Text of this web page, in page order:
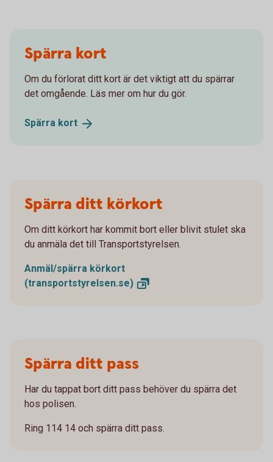
Spärra kort
Om du förlorat ditt kort är det viktigt att du spärrar
det omgående. Läs mer om hur du gör.
Spärra kort
Spärra ditt körkort
Om ditt körkort har kommit bort eller blivit stulet ska
du anmäla det till Transportstyrelsen.
Anmäl/spärra körkort
(transportstyrelsen.se)
Spärra ditt pass
Har du tappat bort ditt pass behöver du spärra det
hos polisen.
Ring 114 14 och spärra ditt pass.